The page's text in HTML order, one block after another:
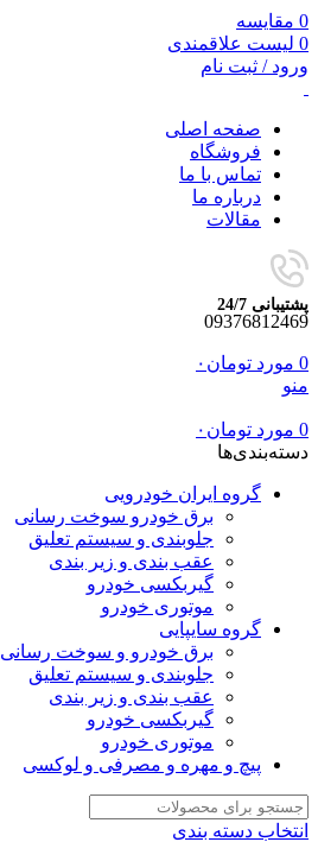
0 مقایسه
0 لیست علاقمندی
ورود / ثبت نام
صفحه اصلی
فروشگاه
تماس با ما
درباره ما
مقالات
پشتیبانی 24/7
09376812469
0 مورد تومان ۰
منو
0 مورد تومان ۰
دسته‌بندی‌ها
گروه ایران خودرویی
برق خودرو سوخت رسانی
جلوبندی و سیستم تعلیق
عقب بندی و زیر بندی
گیربکسی خودرو
موتوری خودرو
گروه سایپایی
برق خودرو و سوخت رسانی
جلوبندی و سیستم تعلیق
عقب بندی و زیر بندی
گیربکسی خودرو
موتوری خودرو
پیچ و مهره و مصرفی و لوکسی
انتخاب دسته بندی